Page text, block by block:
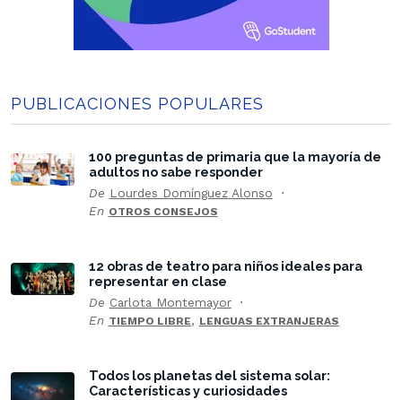
PUBLICACIONES POPULARES
100 preguntas de primaria que la mayoría de
adultos no sabe responder
De Lourdes Domínguez Alonso
En OTROS CONSEJOS
12 obras de teatro para niños ideales para
representar en clase
De Carlota Montemayor
En TIEMPO LIBRE, LENGUAS EXTRANJERAS
Todos los planetas del sistema solar:
Características y curiosidades